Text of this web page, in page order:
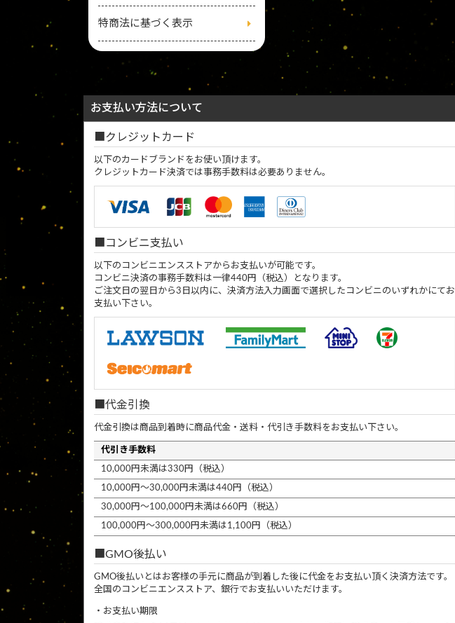
特商法に基づく表示
お支払い方法について
クレジットカード
以下のカードブランドをお使い頂けます。
クレジットカード決済では事務手数料は必要ありません。
コンビニ支払い
以下のコンビニエンスストアからお支払いが可能です。
コンビニ決済の事務手数料は一律440円（税込）となります。
ご注文日の翌日から3日以内に、決済方法入力画面で選択したコンビニのいずれかにてお
支払い下さい。
代金引換
代金引換は商品到着時に商品代金・送料・代引き手数料をお支払い下さい。
代引き手数料
10,000円未満は330円（税込）
10,000円～30,000円未満は440円（税込）
30,000円～100,000円未満は660円（税込）
100,000円～300,000円未満は1,100円（税込）
GMO後払い
GMO後払いとはお客様の手元に商品が到着した後に代金をお支払い頂く決済方法です。
全国のコンビニエンスストア、銀行でお支払いいただけます。
お支払い期限